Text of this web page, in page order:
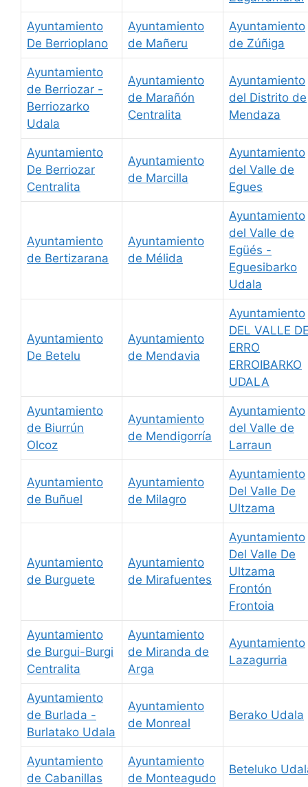
Ayuntamiento
De Berrioplano
Ayuntamiento
de Mañeru
Ayuntamiento
de Zúñiga
Ayuntamiento
de Berriozar -
Berriozarko
Udala
Ayuntamiento
de Marañón
Centralita
Ayuntamiento
del Distrito de
Mendaza
Ayuntamiento
De Berriozar
Centralita
Ayuntamiento
de Marcilla
Ayuntamiento
del Valle de
Egues
Ayuntamiento
de Bertizarana
Ayuntamiento
de Mélida
Ayuntamiento
del Valle de
Egüés -
Eguesibarko
Udala
Ayuntamiento
De Betelu
Ayuntamiento
de Mendavia
Ayuntamiento
DEL VALLE
ERRO
ERROIBARKO
UDALA
Ayuntamiento
de Biurrún
Olcoz
Ayuntamiento
de Mendigorría
Ayuntamiento
del Valle de
Larraun
Ayuntamiento
de Buñuel
Ayuntamiento
de Milagro
Ayuntamiento
Del Valle De
Ultzama
Ayuntamiento
de Burguete
Ayuntamiento
de Mirafuentes
Ayuntamiento
Del Valle De
Ultzama
Frontón
Frontoia
Ayuntamiento
de Burgui-Burgi
Centralita
Ayuntamiento
de Miranda de
Arga
Ayuntamiento
Lazagurria
Ayuntamiento
de Burlada -
Burlatako Udala
Ayuntamiento
de Monreal
Berako Udala
Ayuntamiento
de Cabanillas
Ayuntamiento
de Monteagudo
Beteluko